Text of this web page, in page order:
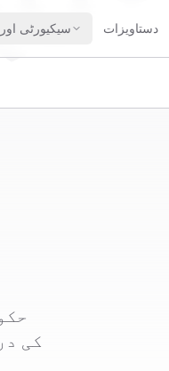
سیکیورٹی دستاویزات